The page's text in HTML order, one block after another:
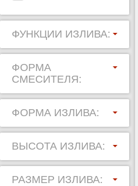
ФУНКЦИИ ИЗЛИВА:
ФОРМА
СМЕСИТЕЛЯ:
ФОРМА ИЗЛИВА:
ВЫСОТА ИЗЛИВА:
РАЗМЕР ИЗЛИВА: